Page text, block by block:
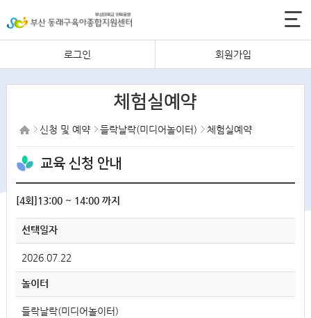
로그인 회원가입
체험실예약
신청 및 예약 들락날락(미디어놀이터) 체험실예약
교육 신청 안내
[4회]13:00 ~ 14:00 까지
선택일자
2026.07.22
놀이터
들락날락(미디어놀이터)